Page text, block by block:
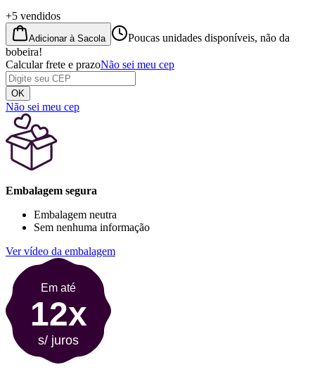
+5 vendidos
Adicionar à Sacola
Poucas unidades disponíveis, não da
bobeira!
Calcular frete e prazoNão sei meu cep
OK
Não sei meu cep
Embalagem segura
Embalagem neutra
Sem nenhuma informação
Ver vídeo da embalagem
Em até
12x
s/ juros